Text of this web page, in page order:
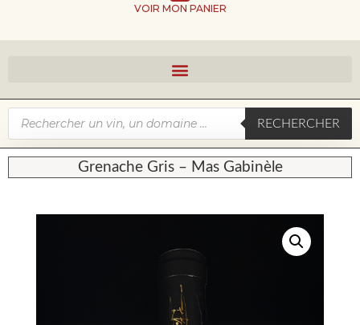
VOIR MON PANIER
RECHERCHER
Grenache Gris – Mas Gabinèle